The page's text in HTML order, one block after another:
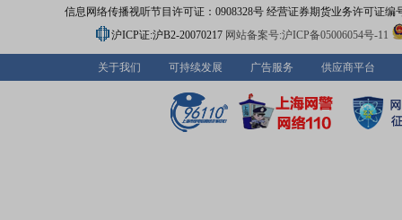
信息网络传播视听节目许可证：0908328号 经营证券期货业务许可证编
沪ICP证:沪B2-20070217 网站备案号:沪ICP备05006054号-11
关于我们 可持续发展 广告服务 供应商平台